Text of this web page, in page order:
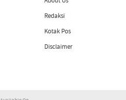
Redaksi
Kotak Pos
Disclaimer